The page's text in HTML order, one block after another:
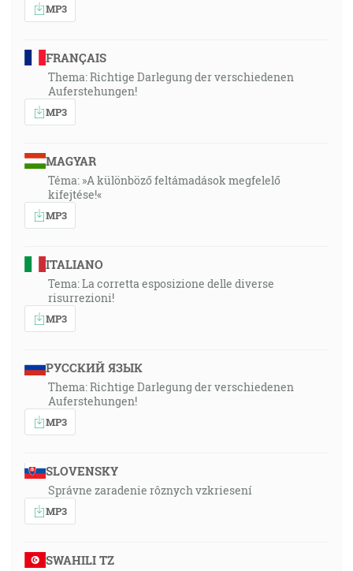
MP3
FRANÇAIS
Thema: Richtige Darlegung der verschiedenen
Auferstehungen!
MP3
MAGYAR
Téma: »A különböző feltámadások megfelelő
kifejtése!«
MP3
ITALIANO
Tema: La corretta esposizione delle diverse
risurrezioni!
MP3
РУССКИЙ ЯЗЫК
Thema: Richtige Darlegung der verschiedenen
Auferstehungen!
MP3
SLOVENSKY
Správne zaradenie rôznych vzkriesení
MP3
SWAHILI TZ